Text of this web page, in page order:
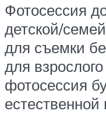
Фотосессия
детской/
для съемки
для
фотосессия
естественной